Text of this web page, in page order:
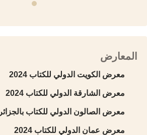
المعارض
معرض الكويت الدولي للكتاب 2024
معرض الشارقة الدولي للكتاب 2024
معرض الصالون الدولي للكتاب بالجزائر 2024
معرض عمان الدولي للكتاب 2024